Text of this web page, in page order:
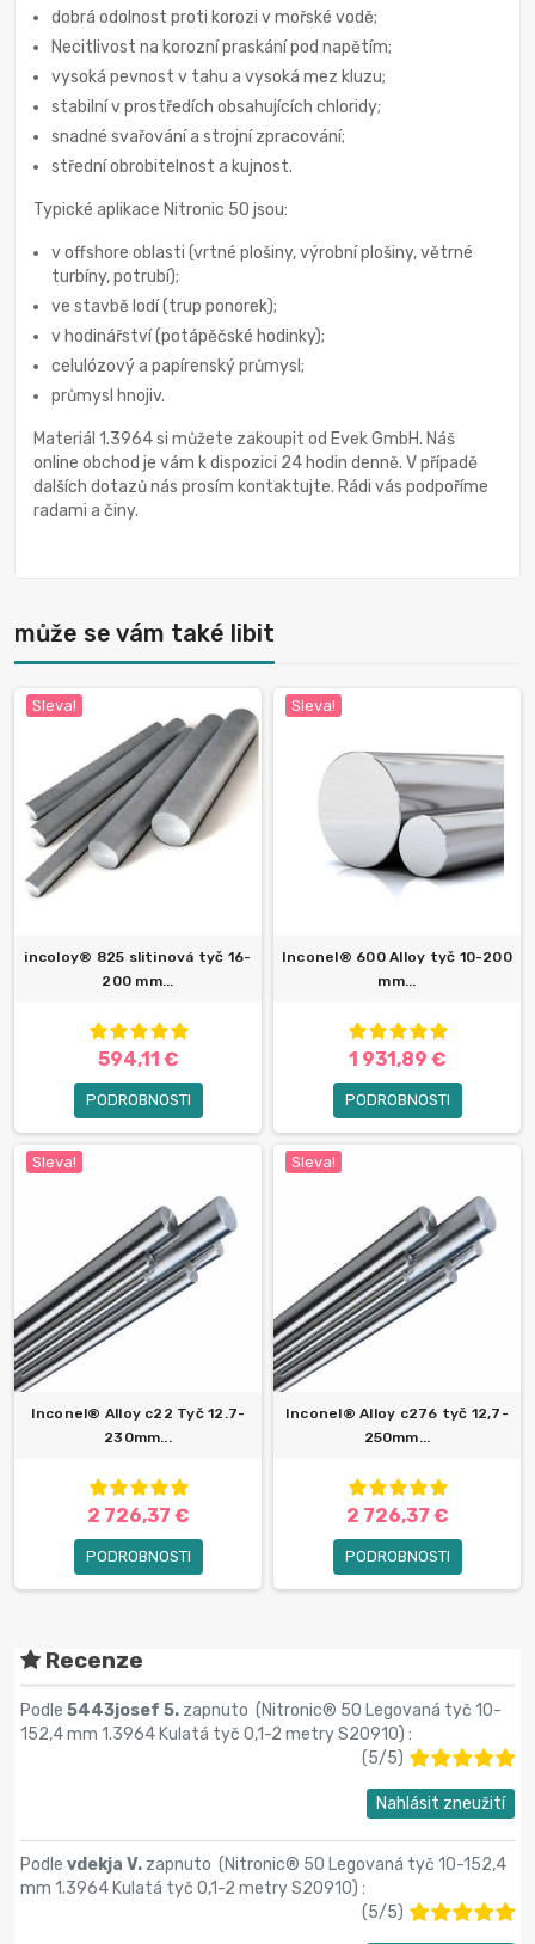
dobrá odolnost proti korozi v mořské vodě;
Necitlivost na korozní praskání pod napětím;
vysoká pevnost v tahu a vysoká mez kluzu;
stabilní v prostředích obsahujících chloridy;
snadné svařování a strojní zpracování;
střední obrobitelnost a kujnost.
Typické aplikace Nitronic 50 jsou:
v offshore oblasti (vrtné plošiny, výrobní plošiny, větrné
turbíny, potrubí);
ve stavbě lodí (trup ponorek);
v hodinářství (potápěčské hodinky);
celulózový a papírenský průmysl;
průmysl hnojiv.
Materiál 1.3964 si můžete zakoupit od Evek GmbH. Náš
online obchod je vám k dispozici 24 hodin denně. V případě
dalších dotazů nás prosím kontaktujte. Rádi vás podpoříme
radami a činy.
může se vám také libit
Sleva!
incoloy® 825 slitinová tyč 16-
200 mm...
594,11 €
PODROBNOSTI
Sleva!
Inconel® 600 Alloy tyč 10-200
mm...
1 931,89 €
PODROBNOSTI
Sleva!
Inconel® Alloy c22 Tyč 12.7-
230mm...
2 726,37 €
PODROBNOSTI
Sleva!
Inconel® Alloy c276 tyč 12,7-
250mm...
2 726,37 €
PODROBNOSTI
Recenze
Podle 5443josef 5. zapnuto (Nitronic® 50 Legovaná tyč 10-
152,4 mm 1.3964 Kulatá tyč 0,1-2 metry S20910) :
(5/5)
Nahlásit zneužití
Podle vdekja V. zapnuto (Nitronic® 50 Legovaná tyč 10-152,4
mm 1.3964 Kulatá tyč 0,1-2 metry S20910) :
(5/5)